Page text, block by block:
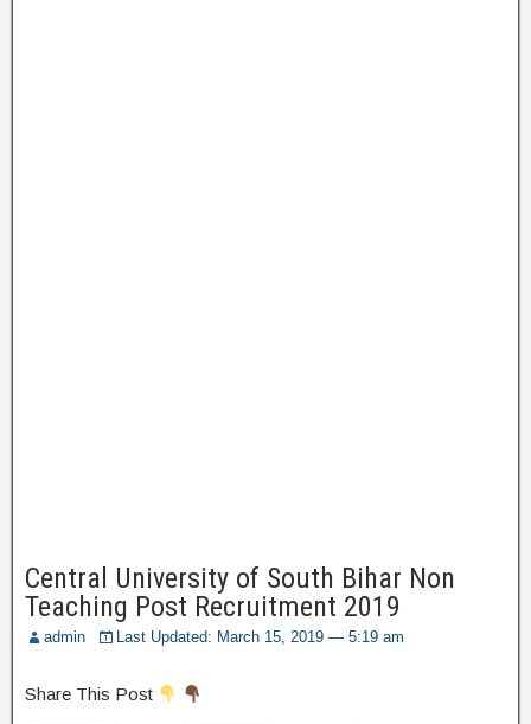
Central University of South Bihar Non
Teaching Post Recruitment 2019
admin Last Updated: March 15, 2019 — 5:19 am
Share This Post